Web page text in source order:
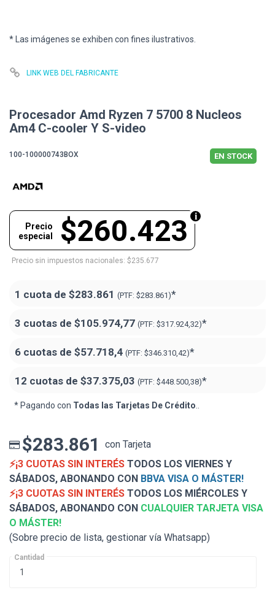
* Las imágenes se exhiben con fines ilustrativos.
LINK WEB DEL FABRICANTE
Procesador Amd Ryzen 7 5700 8 Nucleos
Am4 C-cooler Y S-video
100-100000743BOX EN STOCK
$260.423
Precio
especial
Precio sin impuestos nacionales: $235.677
1 cuota de $283.861 (PTF: $283.861)*
3 cuotas de $105.974,77 (PTF: $317.924,32)*
6 cuotas de $57.718,4 (PTF: $346.310,42)*
12 cuotas de $37.375,03 (PTF: $448.500,38)*
* Pagando con Todas las Tarjetas De Crédito
$283.861
con Tarjeta
⚡¡3 CUOTAS SIN INTERÉS TODOS LOS VIERNES Y
SÁBADOS, ABONANDO CON BBVA VISA O MÁSTER!
⚡¡3 CUOTAS SIN INTERÉS TODOS LOS MIÉRCOLES Y
SÁBADOS, ABONANDO CON CUALQUIER TARJETA VISA
O MÁSTER!
(Sobre precio de lista, gestionar vía Whatsapp)
Cantidad